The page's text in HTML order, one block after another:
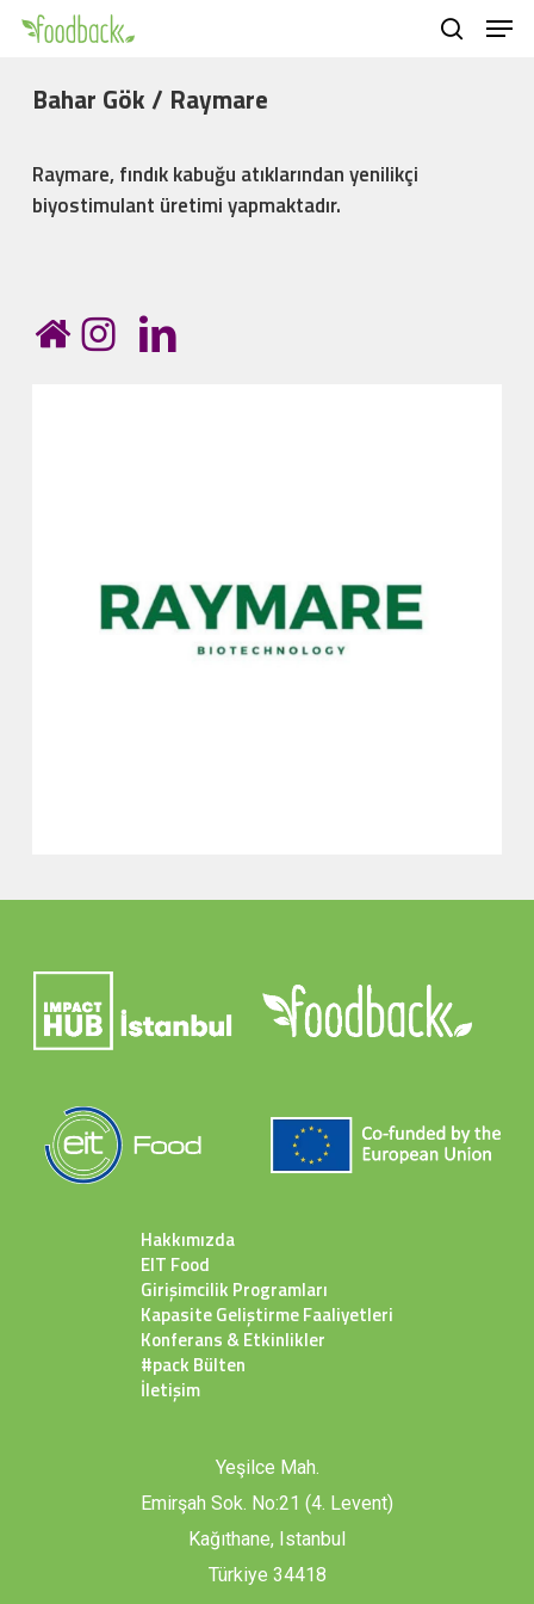
Skip
mainBahar Gök / Raymare
Raymare, fındık kabuğu atıklarından yenilikçi
biyostimulant üretimi yapmaktadır.
Hakkımızda
EIT Food
Girişimcilik Programları
Kapasite Geliştirme Faaliyetleri
Konferans & Etkinlikler
#pack Bülten
İletişim
Yeşilce Mah.
Emirşah Sok. No:21 (4. Levent)
Kağıthane, Istanbul
Türkiye 34418